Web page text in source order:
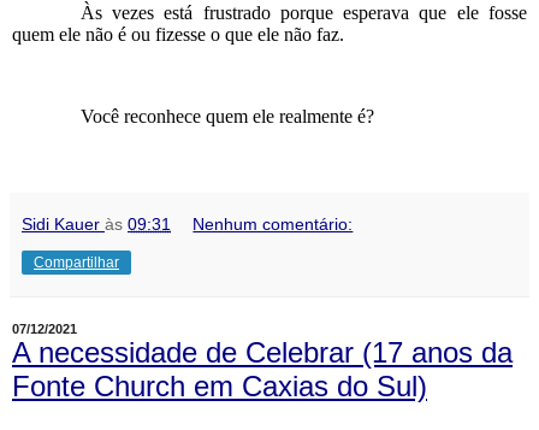
Às vezes está frustrado porque esperava que ele fosse
quem ele não é ou fizesse o que ele não faz.
Você reconhece quem ele realmente é?
Sidi Kauer às 09:31 Nenhum comentário:
Compartilhar
07/12/2021
A necessidade de Celebrar (17 anos da
Fonte Church em Caxias do Sul)